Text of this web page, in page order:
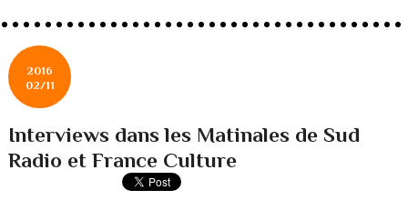
2016
02/11
Interviews dans les Matinales de Sud
Radio et France Culture